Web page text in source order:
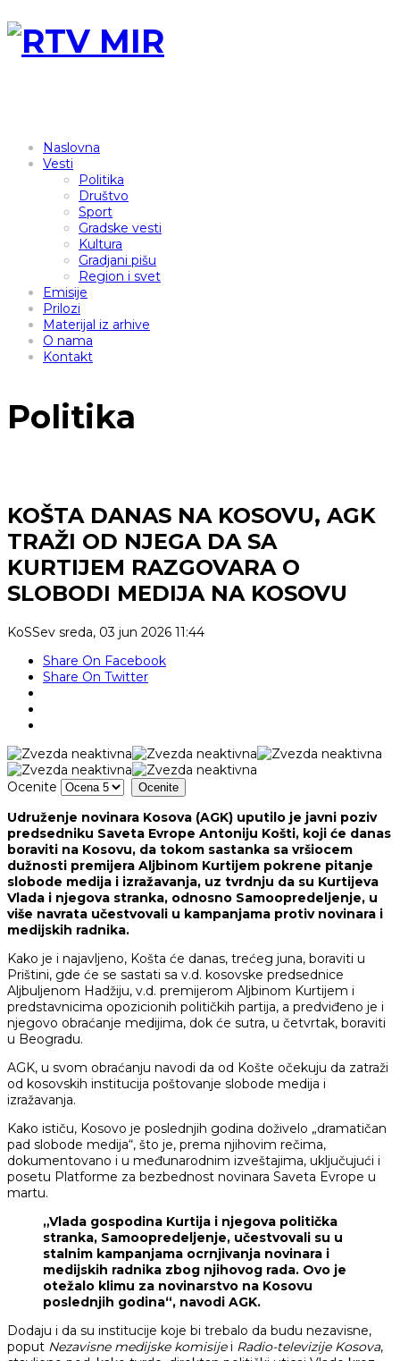
Naslovna
Vesti
Politika
Društvo
Sport
Gradske vesti
Kultura
Gradjani pišu
Region i svet
Emisije
Prilozi
Materijal iz arhive
O nama
Kontakt
Politika
KOŠTA DANAS NA KOSOVU, AGK
TRAŽI OD NJEGA DA SA
KURTIJEM RAZGOVARA O
SLOBODI MEDIJA NA KOSOVU
KoSSev sreda, 03 jun 2026 11:44
Share On Facebook
Share On Twitter
Ocenite
Udruženje novinara Kosova (AGK) uputilo je javni poziv
predsedniku Saveta Evrope Antoniju Košti, koji će danas
boraviti na Kosovu, da tokom sastanka sa vršiocem
dužnosti premijera Aljbinom Kurtijem pokrene pitanje
slobode medija i izražavanja, uz tvrdnju da su Kurtijeva
Vlada i njegova stranka, odnosno Samoopredeljenje, u
više navrata učestvovali u kampanjama protiv novinara i
medijskih radnika.
Kako je i najavljeno, Košta će danas, trećeg juna, boraviti u
Prištini, gde će se sastati sa v.d. kosovske predsednice
Aljbuljenom Hadžiju, v.d. premijerom Aljbinom Kurtijem i
predstavnicima opozicionih političkih partija, a predviđeno je i
njegovo obraćanje medijima, dok će sutra, u četvrtak, boraviti
u Beogradu.
AGK, u svom obraćanju navodi da od Košte očekuju da zatraži
od kosovskih institucija poštovanje slobode medija i
izražavanja.
Kako ističu, Kosovo je poslednjih godina doživelo „dramatičan
pad slobode medija“, što je, prema njihovim rečima,
dokumentovano i u međunarodnim izveštajima, uključujući i
posetu Platforme za bezbednost novinara Saveta Evrope u
martu.
„Vlada gospodina Kurtija i njegova politička
stranka, Samoopredeljenje, učestvovali su u
stalnim kampanjama ocrnjivanja novinara i
medijskih radnika zbog njihovog rada. Ovo je
otežalo klimu za novinarstvo na Kosovu
poslednjih godina“, navodi AGK.
Dodaju i da su institucije koje bi trebalo da budu nezavisne,
poput Nezavisne medijske komisijei Radio-televizije Kosova,